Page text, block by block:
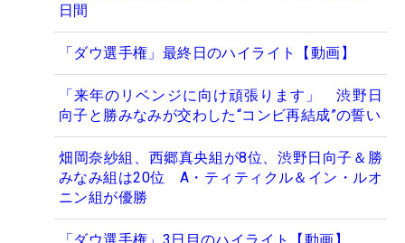
日間
「ダウ選手権」最終日のハイライト【動画】
「来年のリベンジに向け頑張ります」 渋野日
向子と勝みなみが交わした“コンビ再結成”の誓い
畑岡奈紗組、西郷真央組が8位、渋野日向子＆勝
みなみ組は20位 A・ティティクル＆イン・ルオ
ニン組が優勝